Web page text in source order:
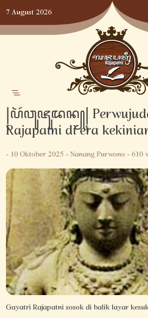
Skip
to
content
7 August 2026
꧍ꦥꦼꦂꦮꦸꦗꦸꦢꦤ꧀꧍
Rajapatni di era
-10 Oktober 2025-Nanang Purwono- 610
Gayatri Rajapatni sosok di balik layar